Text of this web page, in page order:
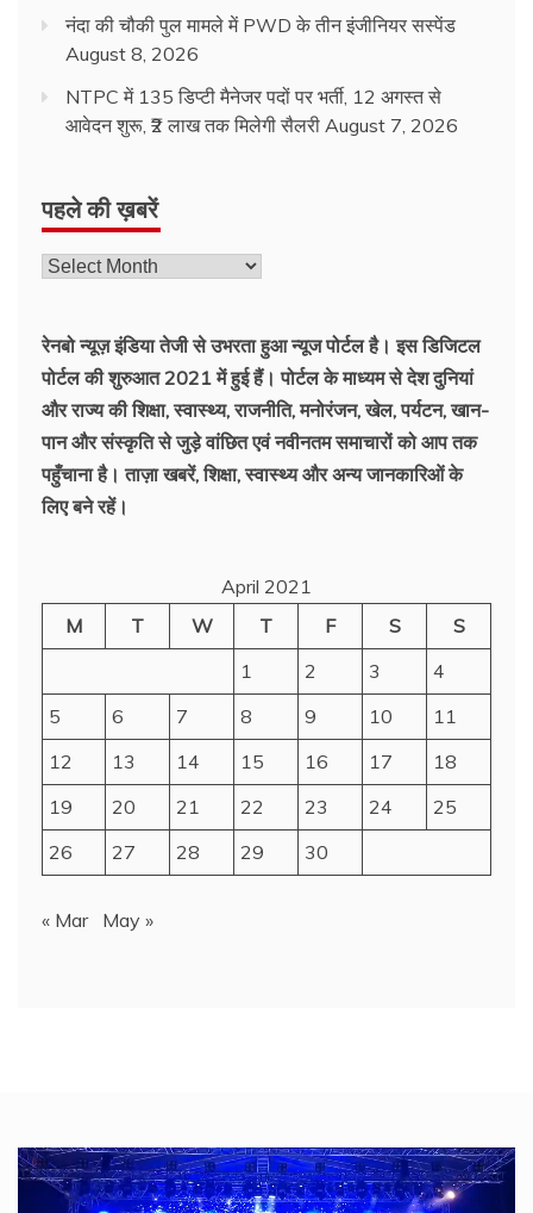
नंदा की चौकी पुल मामले में PWD के तीन इंजीनियर सस्पेंड
August 8, 2026
NTPC में 135 डिप्टी मैनेजर पदों पर भर्ती, 12 अगस्त से
आवेदन शुरू, ₹2 लाख तक मिलेगी सैलरी August 7, 2026
पहले की ख़बरें
रेनबो न्यूज़ इंडिया तेजी से उभरता हुआ न्‍यूज पोर्टल है। इस डिजिटल
पोर्टल की शुरुआत 2021 में हुई हैं। पोर्टल के माध्यम से देश दुनियां
और राज्य की शिक्षा, स्वास्थ्य, राजनीति, मनोरंजन, खेल, पर्यटन, खान-
पान और संस्कृति से जुड़े वांछित एवं नवीनतम समाचारों को आप तक
पहुँचाना है। ताज़ा खबरें, शिक्षा, स्वास्थ्य और अन्य जानकारिओं के
लिए बने रहें।
April 2021
M
T W T F S
S
1
2 3
4
5
6 7 8 9 10
11
12
13 14 15 16 17
18
19
20 21 22 23 24
25
26
27 28 29 30
« Mar May »
Video
Player